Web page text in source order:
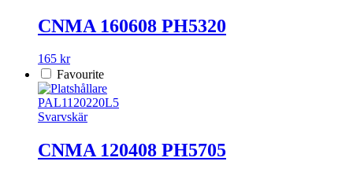
CNMA 160608 PH5320
165 kr
Favourite
PAL1120220L5
Svarvskär
CNMA 120408 PH5705